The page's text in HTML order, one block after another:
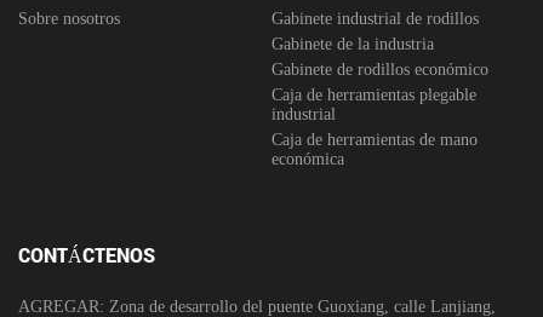
Sobre nosotros
Gabinete industrial de rodillos
Gabinete de la industria
Gabinete de rodillos económico
Caja de herramientas plegable
industrial
Caja de herramientas de mano
económica
CONTÁCTENOS
AGREGAR: Zona de desarrollo del puente Guoxiang, calle Lanjiang,